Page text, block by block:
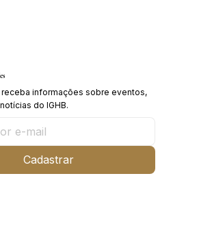
informações sobre eventos,
do IGHB.
Cadastrar